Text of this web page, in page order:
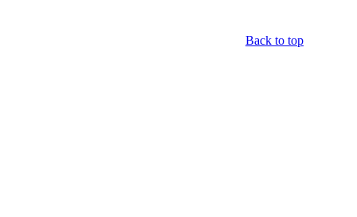
Back to top